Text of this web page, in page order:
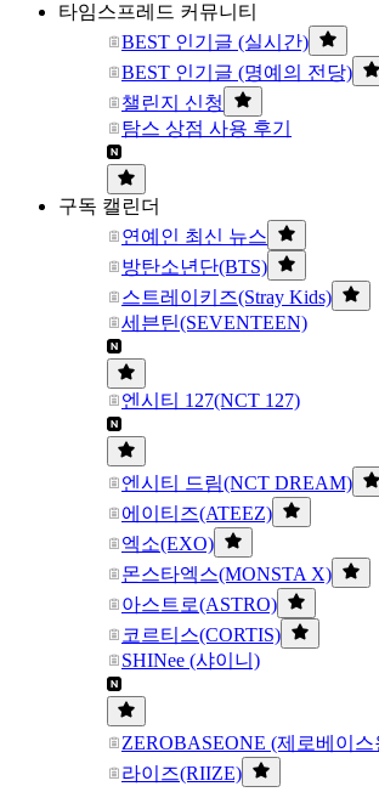
타임스프레드 커뮤니티
BEST 인기글 (실시간)
BEST 인기글 (명예의 전당)
챌린지 신청
탐스 상점 사용 후기
구독 캘린더
연예인 최신 뉴스
방탄소년단(BTS)
스트레이키즈(Stray Kids)
세븐틴(SEVENTEEN)
엔시티 127(NCT 127)
엔시티 드림(NCT DREAM)
에이티즈(ATEEZ)
엑소(EXO)
몬스타엑스(MONSTA X)
아스트로(ASTRO)
코르티스(CORTIS)
SHINee (샤이니)
ZEROBASEONE (제로베이스
라이즈(RIIZE)